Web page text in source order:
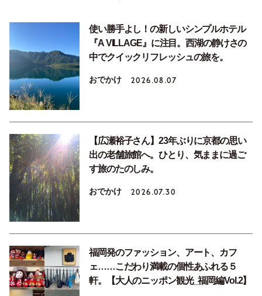
使い勝手よし！の新しいシンプルホテル
『A VILLAGE』に注目。西湖の静けさの
中でクイックリフレッシュの旅を。
おでかけ 2026.08.07
【広瀬裕子さん】23年ぶりに京都の思い
出の老舗旅館へ。ひとり、気ままに過ご
す旅のたのしみ。
おでかけ 2026.07.30
福岡発のファッション、アート、カフ
ェ……こだわり満載の個性あふれる５
軒。【大人のニッポン観光_福岡編Vol.2】